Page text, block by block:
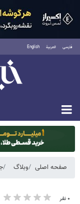
فارسی العربية English
دوشنبه ۱۹
صفحه اصلی وبلاگ
۰ نفر